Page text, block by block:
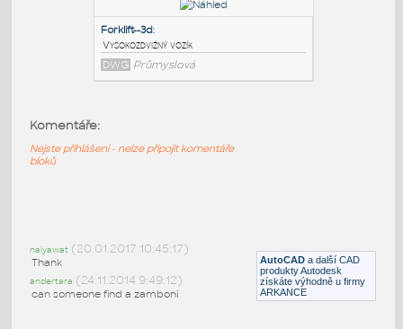
16 Tonne forklift:
Vysokozdvižný vozík, 16 tun, půdorys
DWG Průmyslová
Průmyslová
AutoCAD a další CAD
produkty Autodesk
získáte výhodně u firmy
ARKANCE
Komentáře:
Nejste přihlášeni - nelze připojit komentáře
bloků
naiyawat (20.01.2017 10:45:17)
Thank
andertara (24.11.2014 9:49:12)
can someone find a zamboni